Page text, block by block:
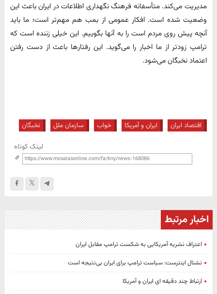
مدیریت می‌کند. متأسفانه فرهنگ نگهداری اطلاعات در ایران باعث این
وضعیت شده است. افکار عمومی از بمب هم مهم‌تر است؛ ما باید
آنچه پیش روی مردم است را به آنها بگوییم. این خیلی زننده است که
ترامپ زودتر از ما اخبار را می‌گوید. این رفتار‌ها باعث از دست رفتن
اعتماد نخبگان می‌شود.
اقتصاد ایران ایران و آمریکا خواب سازمان ملل نخبگان
لینک کوتاه
اخبار مرتبط
اعتراف نشریه آمریکایی به شکست ترامپ مقابل ایران
نشنال اینترست: سیاست ترامپ برای ایران بی‌نتیجه است
ارتباط چند دقیقه ای ایران و آمریکا